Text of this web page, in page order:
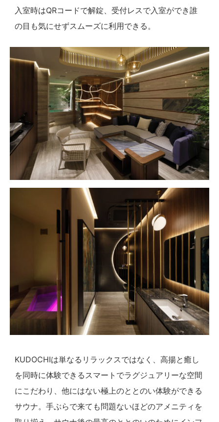
入室時はQRコードで解錠、受付レスで入室ができ誰
の目も気にせずスムーズに利用できる。
KUDOCHIは単なるリラックスではなく、高揚と癒し
を同時に体験できるスマートでラグジュアリーな空間
にこだわり、他にはない極上のととのい体験ができる
サウナ。手ぶらで来ても問題ないほどのアメニティを